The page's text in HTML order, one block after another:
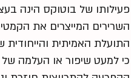
פעילותו של בוטוקס הינה
השרירים המייצרים את
התועלת האמיתית
כי למעט שיפור או העלמה